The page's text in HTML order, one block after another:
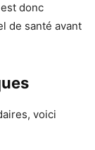
donc
de santé avant
voici